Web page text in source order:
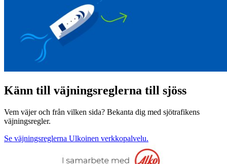
Känn till väjningsreglerna till sjöss
Vem väjer och från vilken sida? Bekanta dig med sjötrafikens
väjningsregler.
Se väjningsreglerna Ulkoinen verkkopalvelu.